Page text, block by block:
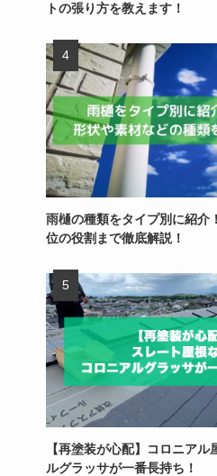
トの張り方を教えます！
雨樋の種類をタイプ別に紹介
位の役割まで徹底解説！
【再塗装が心配】コロニアル
ルグラッサが一番長持ち！